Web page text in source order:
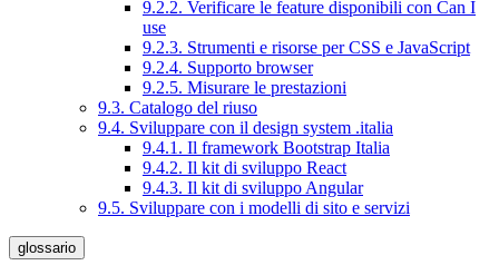
9.2.2. Verificare le feature disponibili con Can I
use
9.2.3. Strumenti e risorse per CSS e JavaScript
9.2.4. Supporto browser
9.2.5. Misurare le prestazioni
9.3. Catalogo del riuso
9.4. Sviluppare con il design system .italia
9.4.1. Il framework Bootstrap Italia
9.4.2. Il kit di sviluppo React
9.4.3. Il kit di sviluppo Angular
9.5. Sviluppare con i modelli di sito e servizi
glossario